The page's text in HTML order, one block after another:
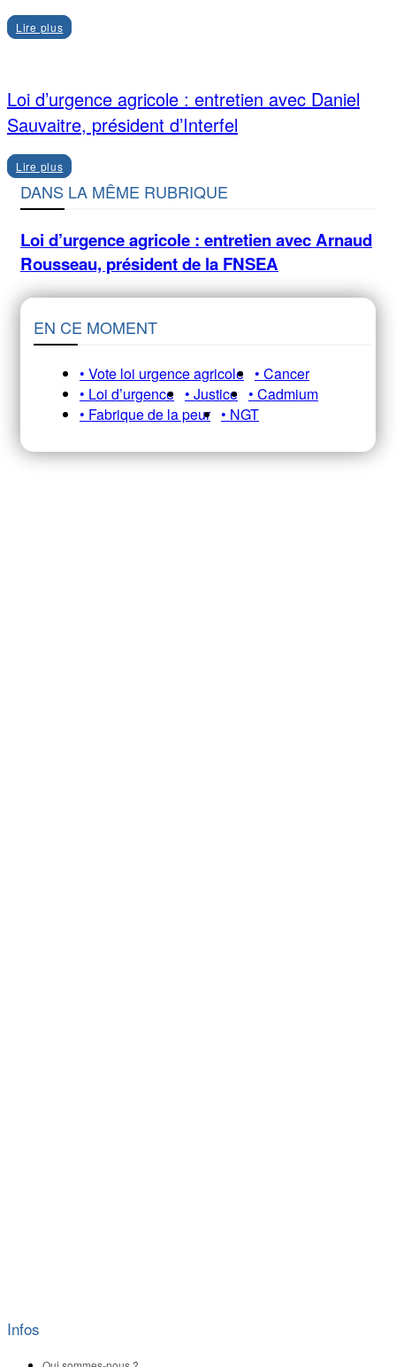
Lire plus
Loi d’urgence agricole : entretien avec Daniel
Sauvaitre, président d’Interfel
Lire plus
DANS LA MÊME RUBRIQUE
Loi d’urgence agricole : entretien avec Arnaud
Rousseau, président de la FNSEA
EN CE MOMENT
• Vote loi urgence agricole • Cancer
• Loi d’urgence • Justice • Cadmium
• Fabrique de la peur • NGT
Infos